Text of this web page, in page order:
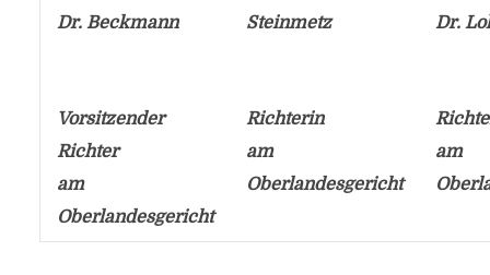
Dr. Beckmann Steinmetz Dr.
Vorsitzender
Richter
am
Oberlandesgericht
Richterin
am
Oberlandesgericht
am